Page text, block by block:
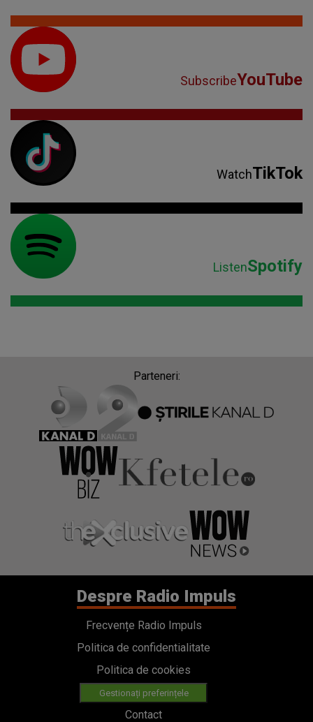
SubscribeYouTube
WatchTikTok
ListenSpotify
Parteneri:
Despre Radio Impuls
Frecvențe Radio Impuls
Politica de confidentialitate
Politica de cookies
Gestionați preferințele
Contact